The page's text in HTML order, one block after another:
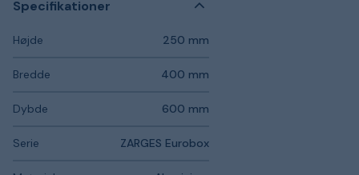
Specifikationer
Højde 250 mm
Bredde 400 mm
Dybde 600 mm
Serie ZARGES Eurobox